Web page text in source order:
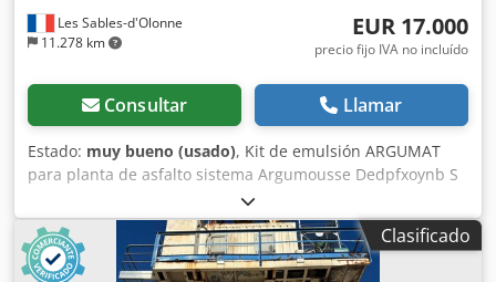
Les Sables-d'Olonne
11.278 km
EUR 17.000
precio fijo IVA no incluído
Consultar Llamar
Estado: muy bueno (usado), Kit de emulsión ARGUMAT
para planta de asfalto sistema Argumousse Dedpfxoynb S
Clasificado